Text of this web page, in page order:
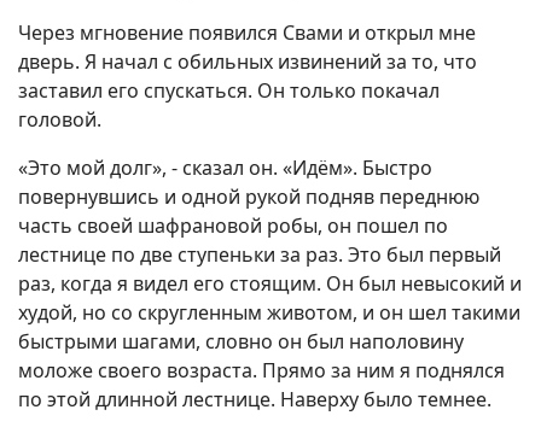
Через мгновение появился Свами и открыл мне
дверь. Я начал с обильных извинений за то, что
заставил его спускаться. Он только покачал
головой.
«Это мой долг», - сказал он. «Идём». Быстро
повернувшись и одной рукой подняв переднюю
часть своей шафрановой робы, он пошел по
лестнице по две ступеньки за раз. Это был первый
раз, когда я видел его стоящим. Он был невысокий и
худой, но со скругленным животом, и он шел такими
быстрыми шагами, словно он был наполовину
моложе своего возраста. Прямо за ним я поднялся
по этой длинной лестнице. Наверху было темнее.